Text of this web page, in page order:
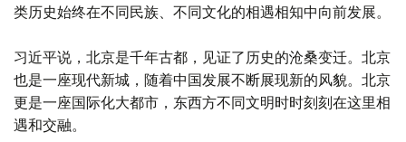
类历史始终在不同民族、不同文化的相遇相知中向前发展。
习近平说，北京是千年古都，见证了历史的沧桑变迁。北京
也是一座现代新城，随着中国发展不断展现新的风貌。北京
更是一座国际化大都市，东西方不同文明时时刻刻在这里相
遇和交融。